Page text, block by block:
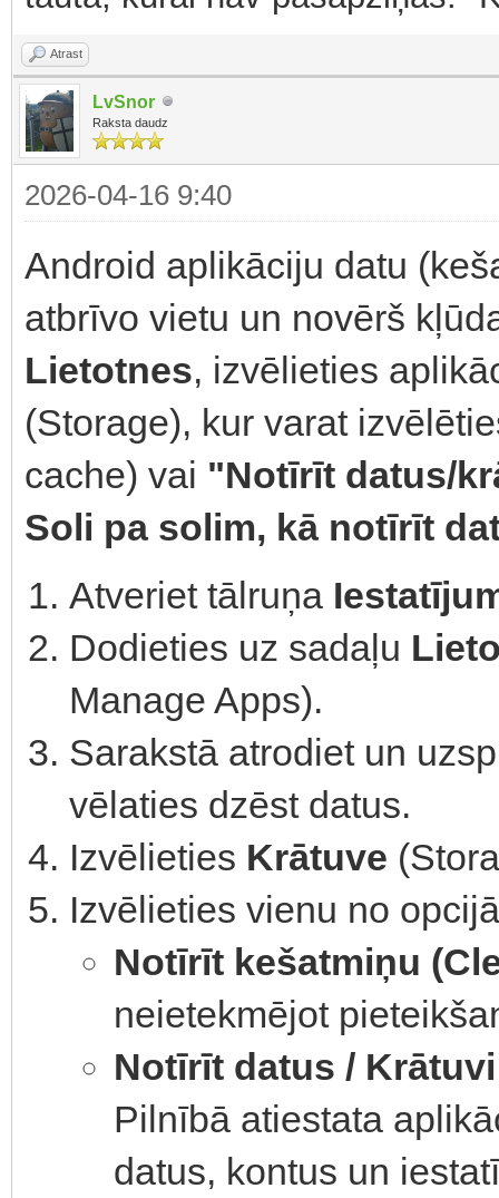
Atrast
LvSnor
Raksta daudz
2026-04-16 9:40
Android aplikāciju datu
atbrīvo vietu un novērš
Lietotnes, izvēlieties
(Storage), kur varat
cache) vai "Notīrīt datus/
Soli pa solim, kā notīrīt
Atveriet tālruņa
Dodieties uz sadaļu
Manage Apps).
Sarakstā atrodiet un
vēlaties dzēst datus.
Izvēlieties Krātuve
Izvēlieties vienu no
Notīrīt kešatmiņu
neietekmējot
Notīrīt datus /
Pilnībā atiestata
datus, kontus un